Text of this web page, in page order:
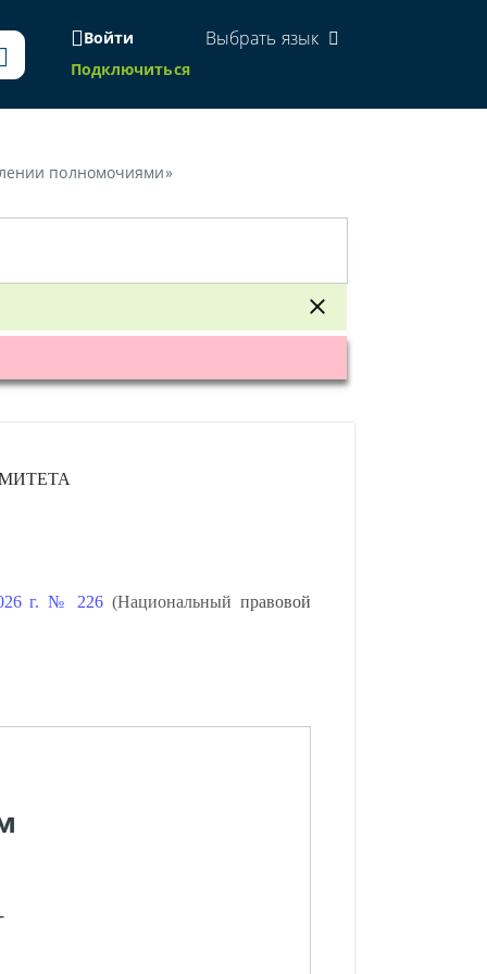
Войти
Подключиться
Выбрать язык
полномочиями»
2026 г. № 226(Национальный правовой